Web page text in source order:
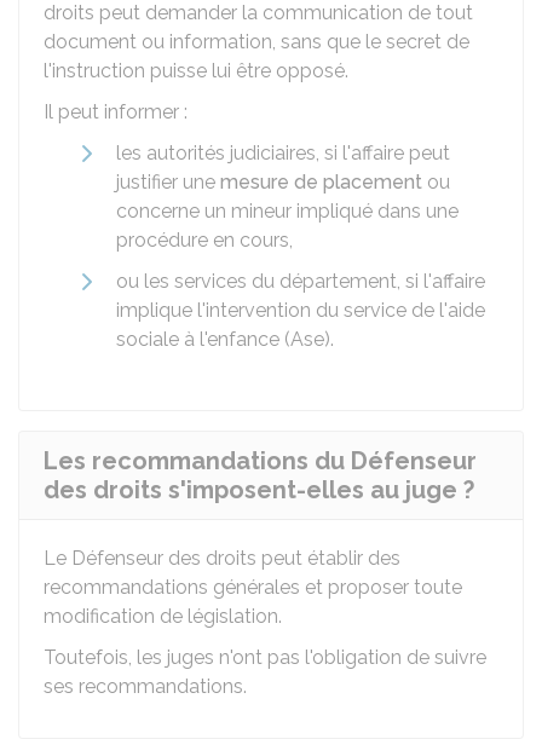
droits peut demander la communication de tout
document ou information, sans que le secret de
l'instruction puisse lui être opposé.
Il peut informer :
les autorités judiciaires, si l'affaire peut
justifier une mesure de placement ou
concerne un mineur impliqué dans une
procédure en cours,
ou les services du département, si l'affaire
implique l'intervention du service de l'aide
sociale à l'enfance (Ase).
Les recommandations du Défenseur
des droits s'imposent-elles au juge ?
Le Défenseur des droits peut établir des
recommandations générales et proposer toute
modification de législation.
Toutefois, les juges n'ont pas l'obligation de suivre
ses recommandations.